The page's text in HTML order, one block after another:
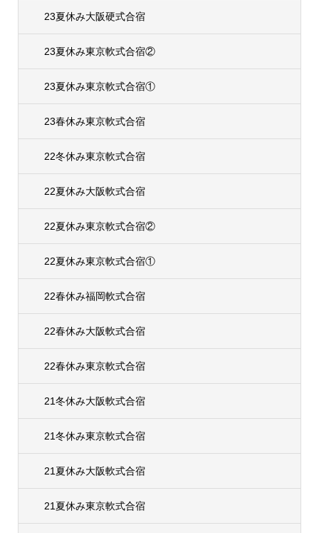
23夏休み大阪硬式合宿
23夏休み東京軟式合宿②
23夏休み東京軟式合宿①
23春休み東京軟式合宿
22冬休み東京軟式合宿
22夏休み大阪軟式合宿
22夏休み東京軟式合宿②
22夏休み東京軟式合宿①
22春休み福岡軟式合宿
22春休み大阪軟式合宿
22春休み東京軟式合宿
21冬休み大阪軟式合宿
21冬休み東京軟式合宿
21夏休み大阪軟式合宿
21夏休み東京軟式合宿